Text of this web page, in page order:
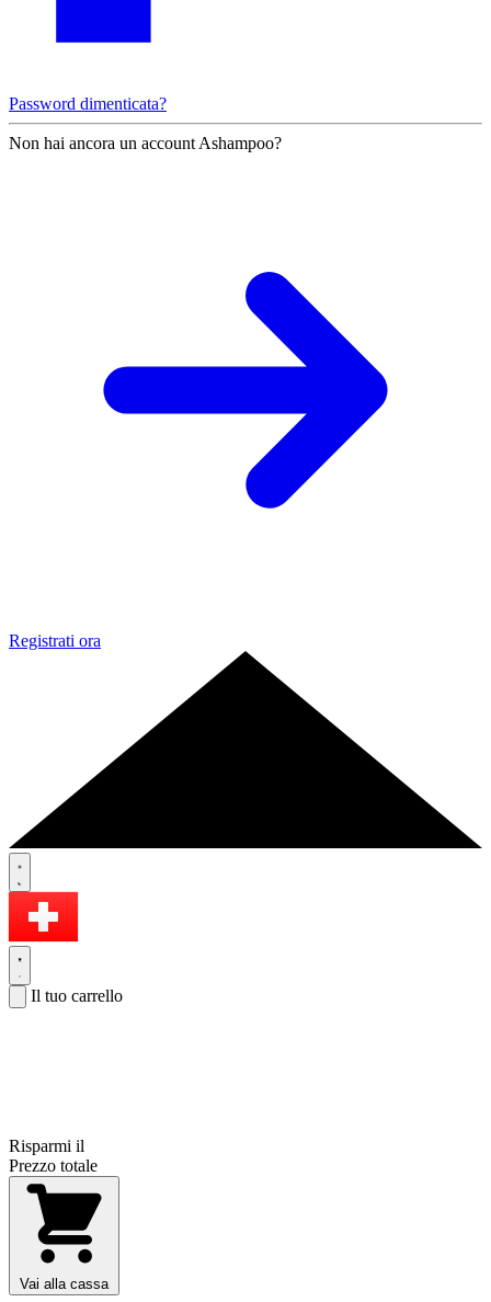
Password dimenticata?
Non hai ancora un account Ashampoo?
Registrati ora
Il tuo carrello
Risparmi il
Prezzo totale
Vai alla cassa